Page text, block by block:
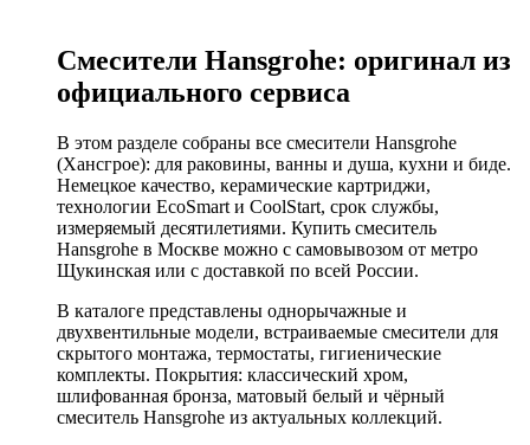
Смесители Hansgrohe: оригинал из
официального сервиса
В этом разделе собраны все смесители Hansgrohe
(Хансгрое): для раковины, ванны и душа, кухни и биде.
Немецкое качество, керамические картриджи,
технологии EcoSmart и CoolStart, срок службы,
измеряемый десятилетиями. Купить смеситель
Hansgrohe в Москве можно с самовывозом от метро
Щукинская или с доставкой по всей России.
В каталоге представлены однорычажные и
двухвентильные модели, встраиваемые смесители для
скрытого монтажа, термостаты, гигиенические
комплекты. Покрытия: классический хром,
шлифованная бронза, матовый белый и чёрный
смеситель Hansgrohe из актуальных коллекций.